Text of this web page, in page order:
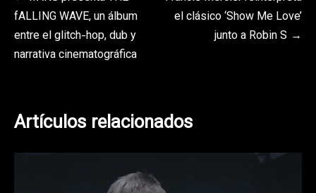
de
entradas
fALLING WAVE, un álbum
entre el glitch-hop, dub y
narrativa cinematográfica
el clásico ‘Show Me Love’
junto a Robin S
Artículos relacionados